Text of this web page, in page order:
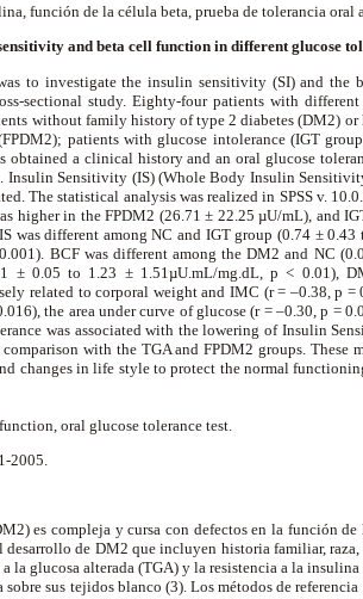
función de la célula beta, prueba de tolerancia oral
and beta cell function in different glucose
to investigate the insulin sensitivity (SI) and the
sectional study. Eighty-four patients with
without family history of type 2 diabetes (DM2)
patients with glucose intolerance (IGT
obtained a clinical history and an oral glucose
Insulin Sensitivity (IS) (Whole Body Insulin
The statistical analysis was realized in SPSS v.
higher in the FPDM2 (26.71 ± 22.25 µU/mL), and
was different among NC and IGT group (0.74 ±
BCF was different among the DM2 and NC
± 0.05 to 1.23 ± 1.51µU.mL/mg.dL, p < 0.01),
related to corporal weight and IMC (r = –0.38, p =
the area under curve of glucose (r = –0.30, p =
was associated with the lowering of Insulin
with the TGA and FPDM2 groups. These
changes in life style to protect the normal
oral glucose tolerance test.
2005.
es compleja y cursa con defectos en la función
desarrollo de DM2 que incluyen historia familiar,
la glucosa alterada (TGA) y la resistencia a la
sus tejidos blanco (3). Los métodos de